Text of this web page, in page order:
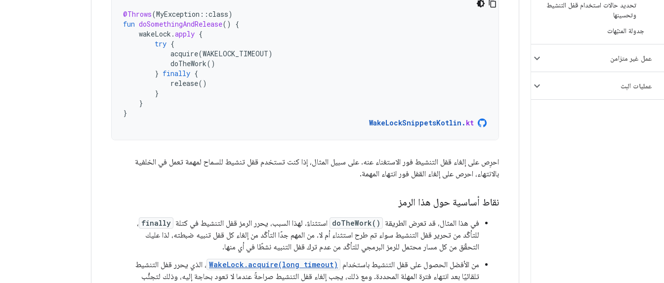
تحديد حالات استخدام قفل التنشيط
وتحسينها
جدولة المنبّهات
عمل غير متزامن
عمليات البث
@Throws(MyException ::class)
fun doSomethingAndRelease()
{
wakeLock .apply {
try {
acquire(WAKELOCK_TIMEOUT)
doTheWork()
} finally {
release()
}
}
}
WakeLockSnippetsKotlin . kt
احرِص على إلغاء قفل التنشيط فور الاستغناء عنه. على سبيل المثال، إذا كنت تستخدم قفل تنشيط للسماح لمهمة تعمل في الخلفية
بالانتهاء، احرص على إلغاء القفل فور انتهاء المهمة.
نقاط أساسية حول هذا الرمز
في هذا المثال، قد تعرض الطريقة doTheWork() استثناءً. لهذا السبب، يحرر الرمز قفل التنشيط في كتلة finally ،
للتأكّد من تحرير قفل التنشيط سواء تم طرح استثناء أم لا. من المهم جدًا التأكّد من إلغاء كل قفل تنبيه ضبطته، لذا عليك
التحقّق من كل مسار محتمل للرمز البرمجي للتأكّد من عدم ترك قفل التنبيه نشطًا في أي منها.
من الأفضل الحصول على قفل التنشيط باستخدام
WakeLock.acquire(long timeout) ، الذي يحرر قفل التنشيط
تلقائيًا بعد انتهاء فترة المهلة المحددة. ومع ذلك، يجب إلغاء قفل التنشيط صراحةً عندما لا تعود بحاجة إليه، وذلك لتجنُّب